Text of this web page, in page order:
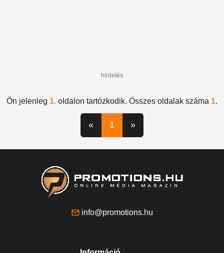
hirdetés
Ön jelenleg 1. oldalon tartózkodik. Összes oldalak száma 1.
« 1 »
info@promotions.hu